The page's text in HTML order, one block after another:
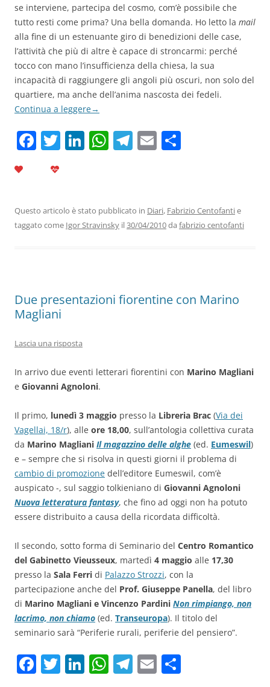
se interviene, partecipa del cosmo, com’è possibile che
tutto resti come prima? Una bella domanda. Ho letto la mail
alla fine di un estenuante giro di benedizioni delle case,
l’attività che più di altre è capace di stroncarmi: perché
tocco con mano l’insufficienza della chiesa, la sua
incapacità di raggiungere gli angoli più oscuri, non solo del
quartiere, ma anche dell’anima nascosta dei fedeli.
Continua a leggere→
F
b
o
T Li
dI
n
W
A
p
T
a
m
E
vi
di
Questo articolo è stato pubblicato in Diari, Fabrizio Centofantie
taggato come Igor Stravinsky il30/04/2010da fabrizio centofanti
Due presentazioni fiorentine con Marino
Magliani
Lascia una risposta
In arrivo due eventi letterari fiorentini con Marino Magliani
e Giovanni Agnoloni.
Il primo, lunedì 3 maggio presso la Libreria Brac (Via dei
Vagellai, 18/r), alle ore 18,00, sull’antologia collettiva curata
da Marino Magliani Il magazzino delle alghe (ed. Eumeswil)
e – sempre che si risolva in questi giorni il problema di
cambio di promozione dell’editore Eumeswil, com’è
auspicato -, sul saggio tolkieniano di Giovanni Agnoloni
Nuova letteratura fantasy, che fino ad oggi non ha potuto
essere distribuito a causa della ricordata difficoltà.
Il secondo, sotto forma di Seminario del Centro Romantico
del Gabinetto Vieusseux, martedì 4 maggio alle 17,30
presso la Sala Ferri di Palazzo Strozzi, con la
partecipazione anche del Prof. Giuseppe Panella, del libro
di Marino Magliani e Vincenzo Pardini Non rimpiango, non
lacrimo, non chiamo (ed. Transeuropa). Il titolo del
seminario sarà “Periferie rurali, periferie del pensiero”.
F T Li W T E